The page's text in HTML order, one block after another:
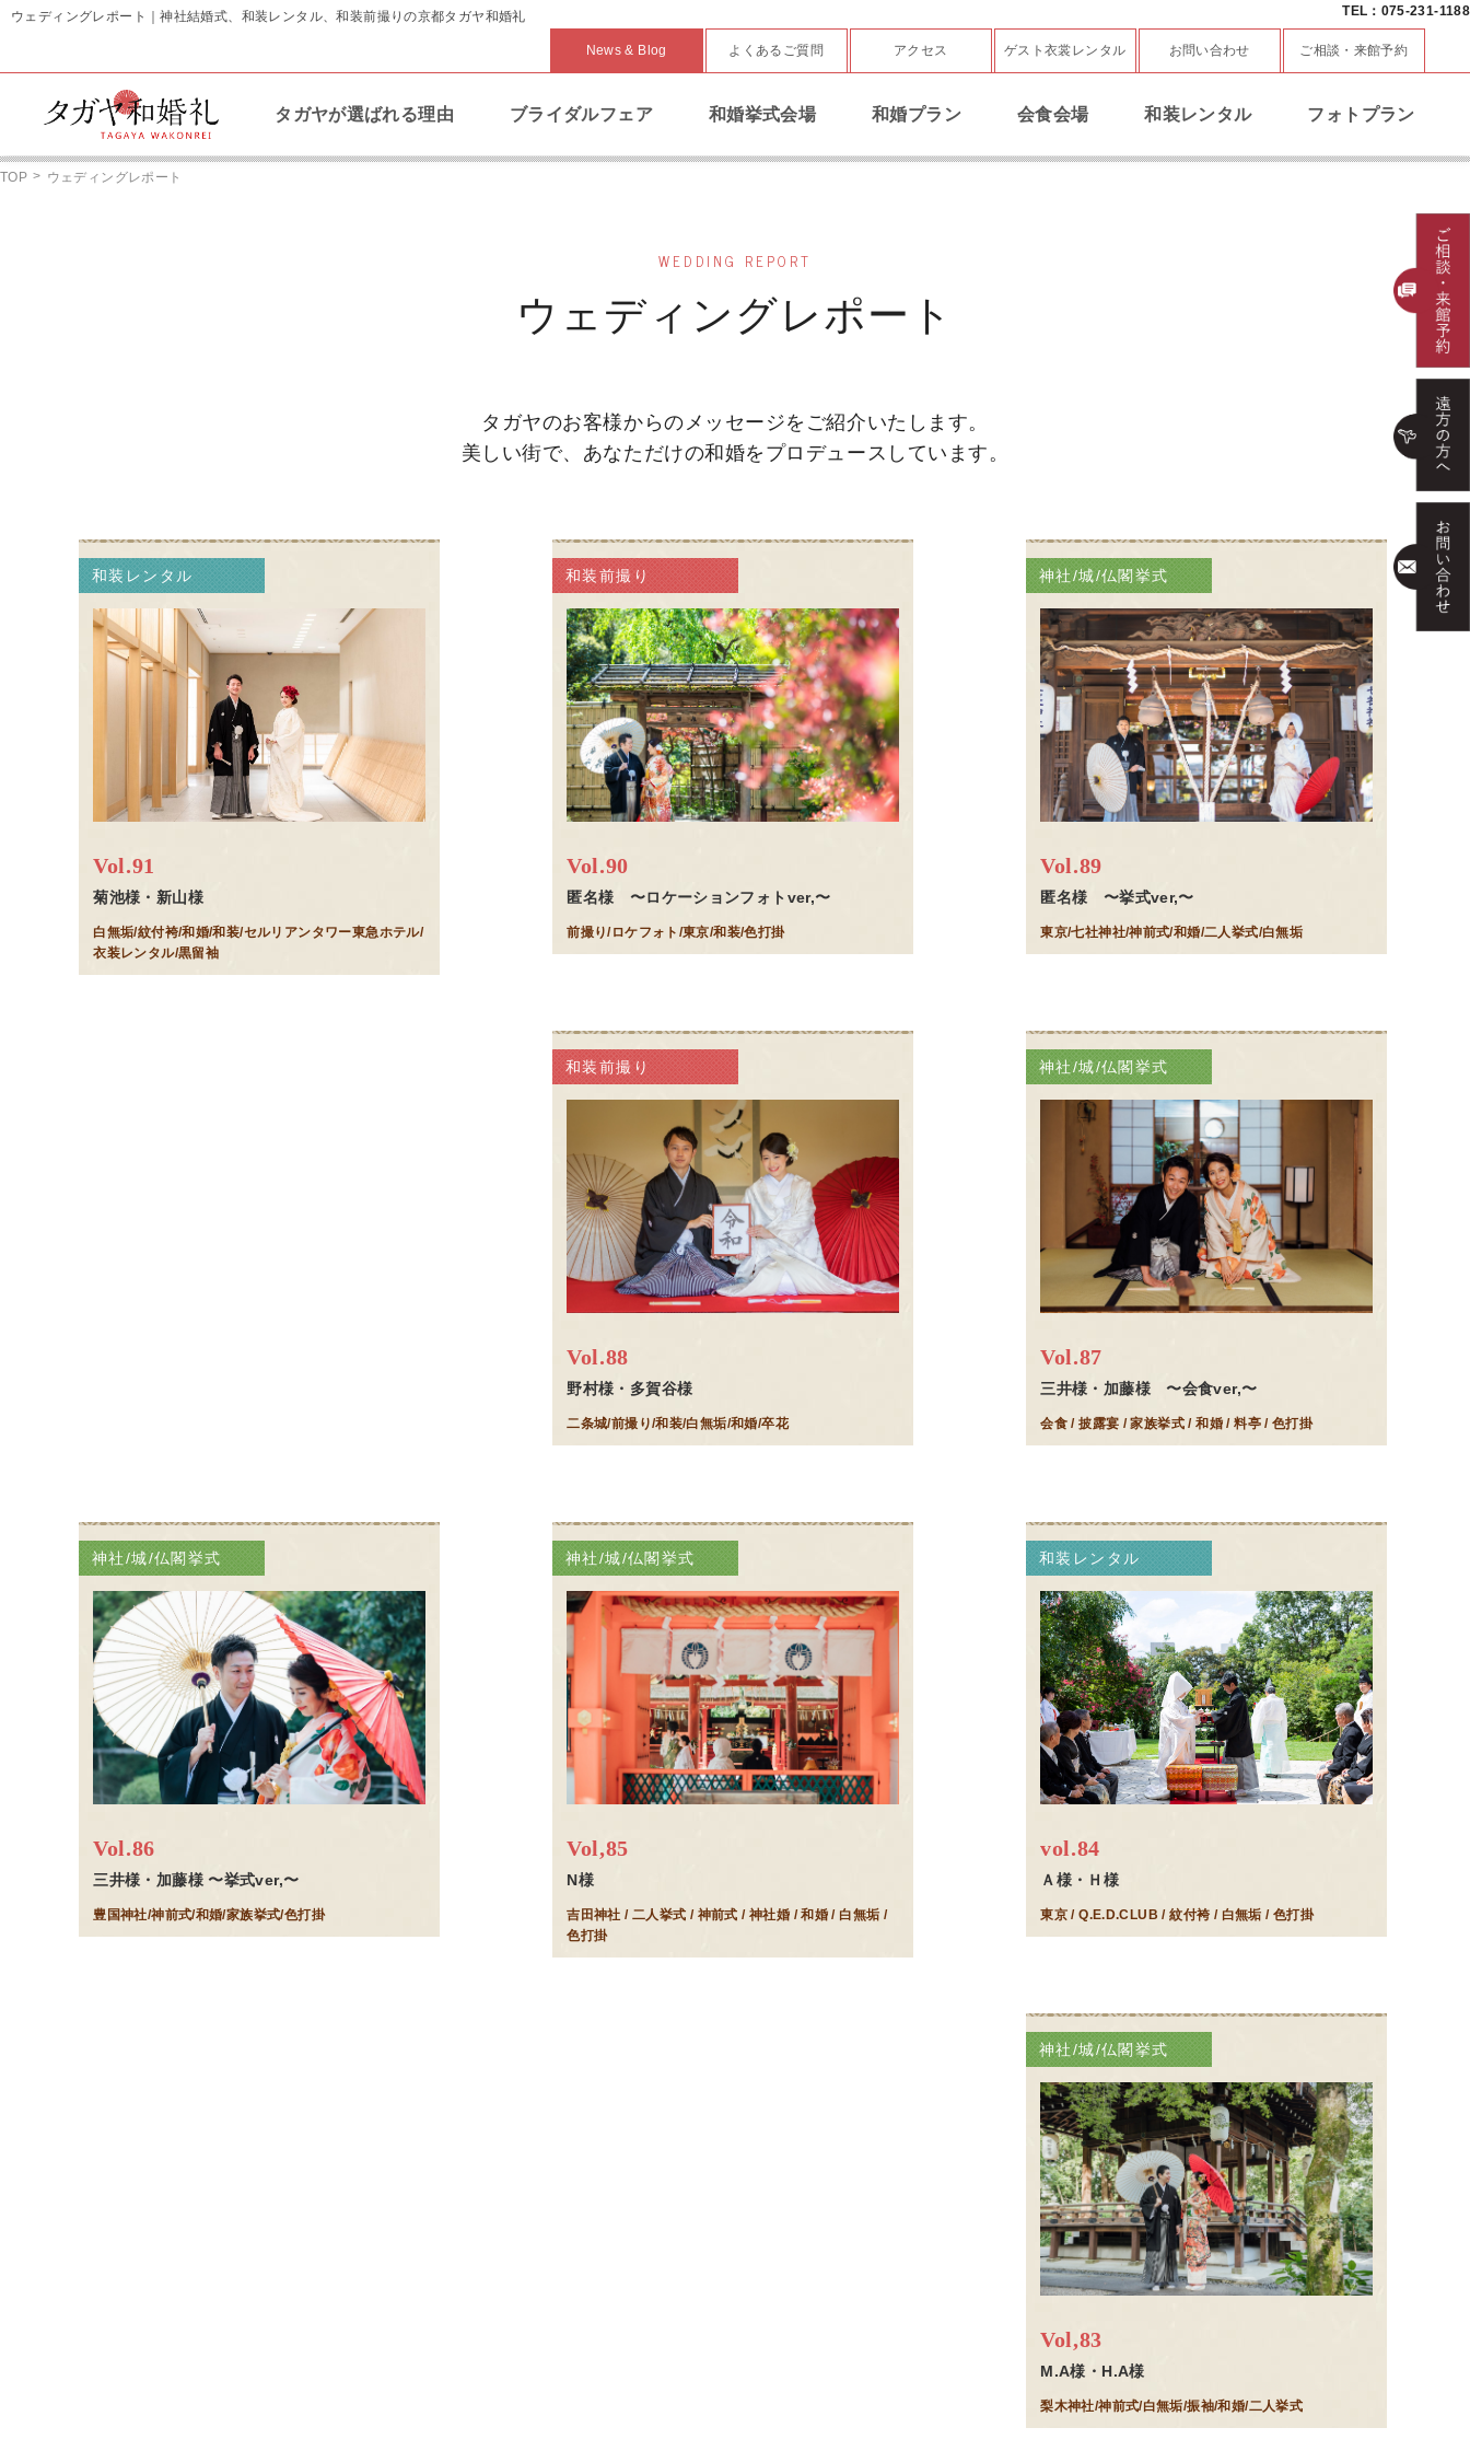
ウェディングレポート｜神社結婚式、和装レンタル、和装前撮りの京都タガヤ和婚礼 TEL：075-231-1188
News & Blog よくあるご質問 アクセス ゲスト衣裳レンタル お問い合わせ ご相談・来館予約
タガヤが選ばれる理由 ブライダルフェア 和婚挙式会場 和婚プラン 会食会場 和装レンタル フォトプラン
TOP > ウェディングレポート
WEDDING REPORT
ウェディングレポート
タガヤのお客様からのメッセージを ご紹介いたします。
美しい街で、あなただけの和婚を プロデュースしています。
和装レンタル
Vol.91
菊池様・新山様
白無垢/紋付袴/和婚/和装/セルリアンタワー東急ホテル/
衣装レンタル/黒留袖
和装前撮り
Vol.90
匿名様 〜ロケーションフォトver,〜
前撮り/ロケフォト/東京/和装/色打掛
神社/城/仏閣挙式
Vol.89
匿名様 〜挙式ver,〜
東京/七社神社/神前式/和婚/二人挙式/白無垢
和装前撮り
Vol.88
野村様・多賀谷様
二条城/前撮り/和装/白無垢/和婚/卒花
神社/城/仏閣挙式
Vol.87
三井様・加藤様 〜会食ver,〜
会食 / 披露宴 / 家族挙式 / 和婚 / 料亭 / 色打掛
神社/城/仏閣挙式
Vol.86
三井様・加藤様 〜挙式ver,〜
豊国神社/神前式/和婚/家族挙式/色打掛
神社/城/仏閣挙式
Vol,85
N様
吉田神社 / 二人挙式 / 神前式 / 神社婚 / 和婚 / 白無垢 /
色打掛
和装レンタル
vol.84
Ａ様・Ｈ様
東京 / Q.E.D.CLUB / 紋付袴 / 白無垢 / 色打掛
神社/城/仏閣挙式
Vol,83
M.A様・H.A様
梨木神社/神前式/白無垢/振袖/和婚/二人挙式